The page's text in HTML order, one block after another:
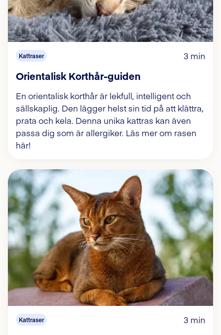
Kattraser 3 min
Orientalisk Korthår-guiden
En orientalisk korthår är lekfull, intelligent och
sällskaplig. Den lägger helst sin tid på att klättra,
prata och kela. Denna unika kattras kan även
passa dig som är allergiker. Läs mer om rasen
här!
Kattraser 3 min